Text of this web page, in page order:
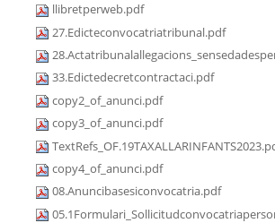
llibretperweb.pdf
27.Edicteconvocatriatribunal.pdf
33.Edictedecretcontractaci.pdf
copy2_of_anunci.pdf
copy3_of_anunci.pdf
copy4_of_anunci.pdf
08.Anuncibasesiconvocatria.pdf